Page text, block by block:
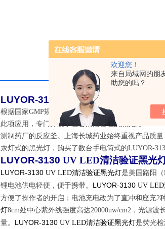
欢迎您！
来自局域网的朋
助您的吗？
LUYOR-3130 UV LED清洁验证黑光灯
根据国家GMP规定，制药厂在更换药品生产时，产
此项应用，专门开发了适合清洁验证的黑光灯
测制药厂的反应釜。上海长城药业始终重视产品质
汞灯式的黑光灯，购买了数台手电筒式的LUYOR-
LUYOR-3130 UV LED清洁验证黑光
LUYOR-3130 UV LED清洁验证黑光灯是美国路阳
锂电池供电轻便，便于携带。 LUYOR-3130 UV
方便了操作者的开启；电池充电改为了直冲和座充2
灯8cm处中心紫外线强度高达20000uw/cm2，光源
量。 LUYOR-3130 UV LED清洁验证黑光灯是荧光